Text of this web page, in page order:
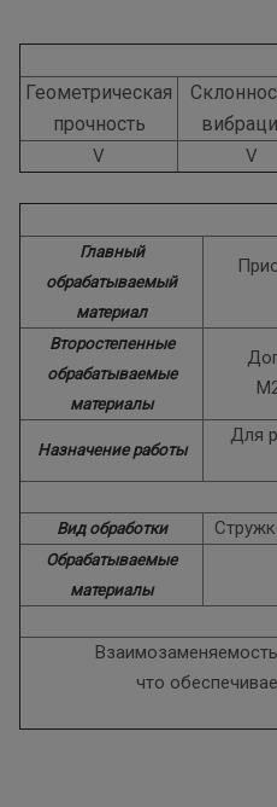
Геометрическая
прочность
V V
Главный
обрабатываемый
материал
Второстепенные
обрабатываемые
материалы
Назначение работы
Для
Вид обработки
Обрабатываемые
материалы
что